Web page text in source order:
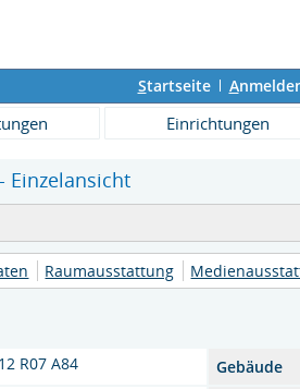
Startseite A
Einrichtungen
Einzelansicht
Raumausstattung
R07 A84 Gebäude